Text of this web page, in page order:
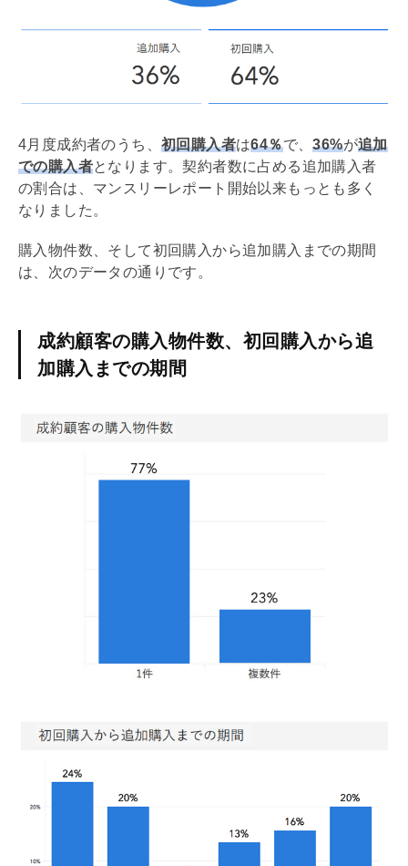
4月度成約者のうち、 初回購入者は64％で、36%が追加
での購入者となります。契約者数に占める追加購入者
の割合は、マンスリーレポート開始以来もっとも多く
なりました。
購入物件数、そして初回購入から追加購入までの期間
は、次のデータの通りです。
成約顧客の購入物件数、初回購入から追
加購入までの期間